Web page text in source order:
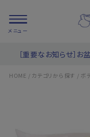
［重要なお知らせ］
HOME / カテゴリから探す / ボ